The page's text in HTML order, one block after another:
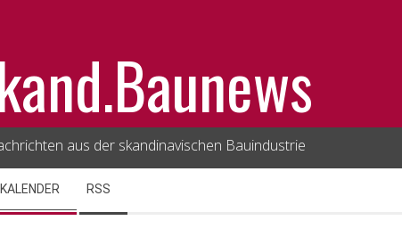
aus der skandinavischen Bauindustrie
KALENDER RSS